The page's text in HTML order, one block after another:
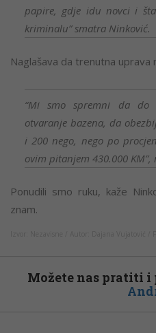
papire, gdje idu novci i
kriminalu” smatra Ninković.
Naglašava da trenutna
“Mi smo spremni da do
otvaranje bazena, da
i 200 nego, nego po
ovim pitanjem 430.000 KM”,
Ponudili smo ruku, kaže
znam.
Možete nas pratiti